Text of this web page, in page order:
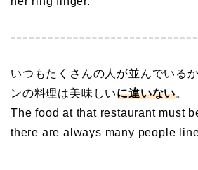
いつもたくさんの人が並んでいる
ンの料理は美味しいに違いない。
The food at that restaurant must
there are always many people